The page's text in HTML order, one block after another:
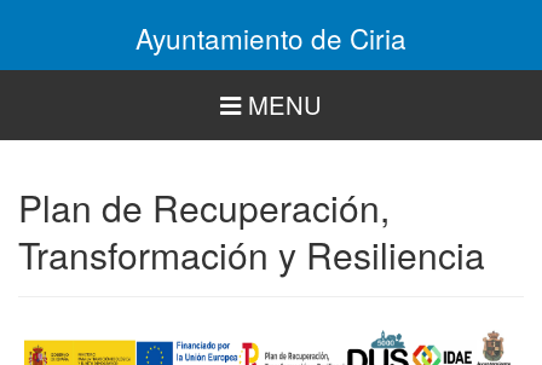
Ayuntamiento de Ciria
MENU
Plan de Recuperación,
Transformación y Resiliencia